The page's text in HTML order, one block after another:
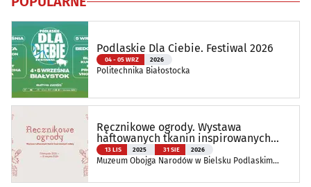
Podlaskie Dla Ciebie. Festiwal 2026
04 - 05 WRZ 2026
Politechnika Białostocka
Ręcznikowe ogrody. Wystawa
haftowanych tkanin inspirowanych
naturą
13 LIS 2025 31 SIE 2026
Muzeum Obojga Narodów w Bielsku Podlaskim